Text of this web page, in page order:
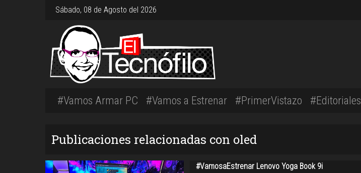
Sábado, 08 de Agosto del 2026
#Vamos Armar PC #Vamos a Estrenar #PrimerVistazo #Editoriales
Publicaciones relacionadas con oled
#VamosaEstrenar Lenovo Yoga Book 9i